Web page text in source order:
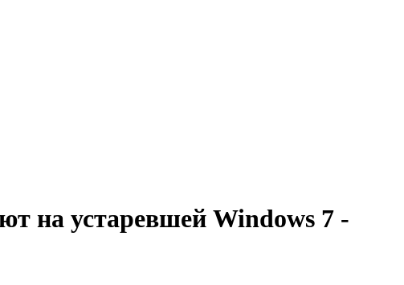
на устаревшей Windows 7 -